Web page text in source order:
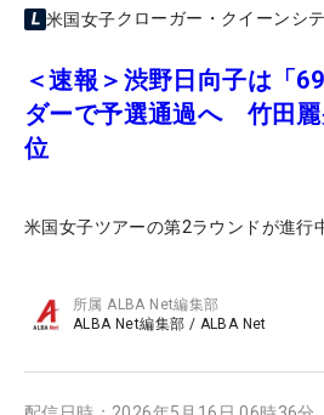
米国女子クローガー・クイーンシ
＜速報＞渋野日向子は「
ダーで予選通過へ 竹田
位
米国女子ツアーの第2ラウンドが進行
所属ALBA Net編集部
ALBA Net編集部 / ALBA Net